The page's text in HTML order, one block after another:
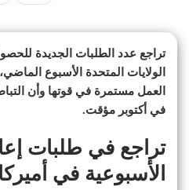
تراجع عدد الطلبات الجديدة
الولايات المتحدة الأسبوع
العمل مستمرة في قوتها وأن
في أكتوبر مؤقت.
تراجع في طلبات
الأسبوعية في أميركا